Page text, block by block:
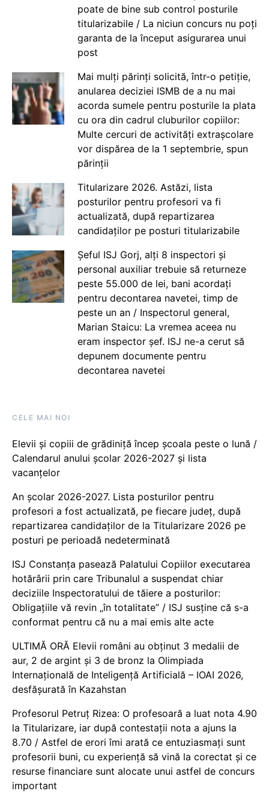
poate de bine sub control posturile
titularizabile / La niciun concurs nu poți
garanta de la început asigurarea unui
post
Mai mulți părinți solicită, într-o petiție,
anularea deciziei ISMB de a nu mai
acorda sumele pentru posturile la plata
cu ora din cadrul cluburilor copiilor:
Multe cercuri de activități extrașcolare
vor dispărea de la 1 septembrie, spun
părinții
Titularizare 2026. Astăzi, lista
posturilor pentru profesori va fi
actualizată, după repartizarea
candidaților pe posturi titularizabile
Șeful ISJ Gorj, alți 8 inspectori și
personal auxiliar trebuie să returneze
peste 55.000 de lei, bani acordați
pentru decontarea navetei, timp de
peste un an / Inspectorul general,
Marian Staicu: La vremea aceea nu
eram inspector șef. ISJ ne-a cerut să
depunem documente pentru
decontarea navetei
CELE MAI NOI
Elevii și copiii de grădiniță încep școala peste o lună /
Calendarul anului școlar 2026-2027 și lista
vacanțelor
An școlar 2026-2027. Lista posturilor pentru
profesori a fost actualizată, pe fiecare județ, după
repartizarea candidaților de la Titularizare 2026 pe
posturi pe perioadă nedeterminată
ISJ Constanța pasează Palatului Copiilor executarea
hotărârii prin care Tribunalul a suspendat chiar
deciziile Inspectoratului de tăiere a posturilor:
Obligațiile vă revin „în totalitate” / ISJ susține că s-a
conformat pentru că nu a mai emis alte acte
ULTIMĂ ORĂ Elevii români au obținut 3 medalii de
aur, 2 de argint și 3 de bronz la Olimpiada
Internațională de Inteligență Artificială – IOAI 2026,
desfășurată în Kazahstan
Profesorul Petruț Rizea: O profesoară a luat nota 4.90
la Titularizare, iar după contestații nota a ajuns la
8.70 / Astfel de erori îmi arată ce entuziasmați sunt
profesorii buni, cu experiență să vină la corectat și ce
resurse financiare sunt alocate unui astfel de concurs
important